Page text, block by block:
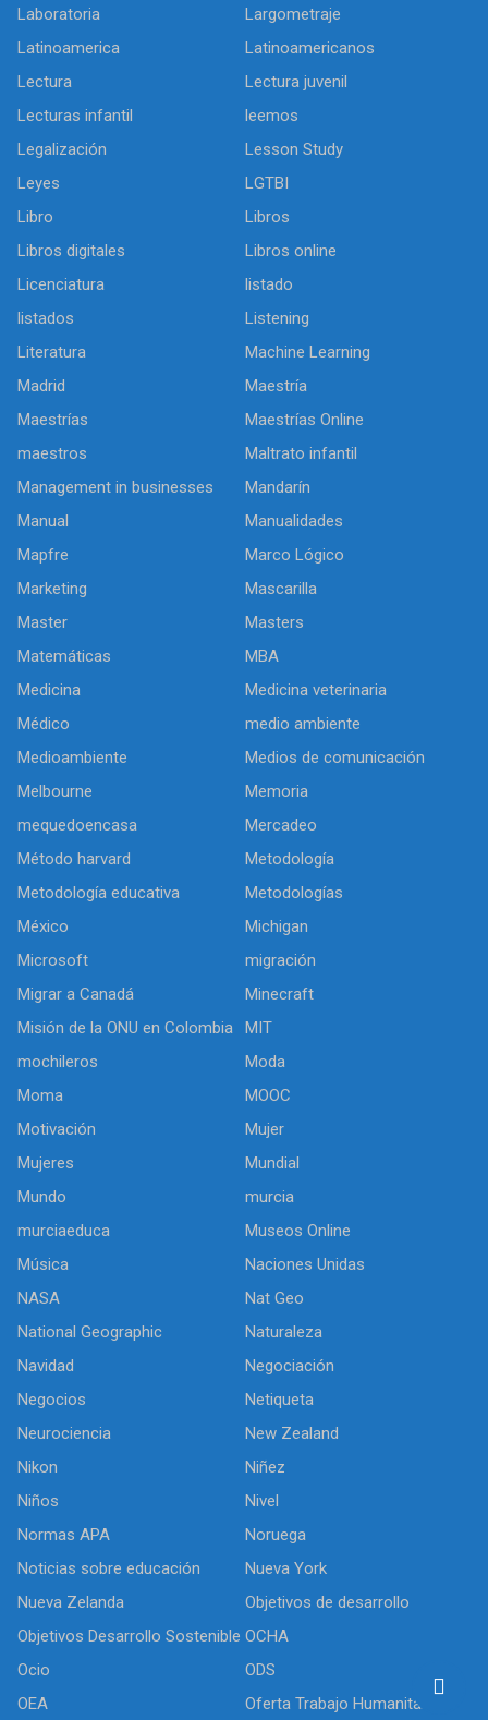
Laboratoria
Largometraje
Latinoamerica
Latinoamericanos
Lectura
Lectura juvenil
Lecturas infantil
leemos
Legalización
Lesson Study
Leyes
LGTBI
Libro
Libros
Libros digitales
Libros online
Licenciatura
listado
listados
Listening
Literatura
Machine Learning
Madrid
Maestría
Maestrías
Maestrías Online
maestros
Maltrato infantil
Management in businesses
Mandarín
Manual
Manualidades
Mapfre
Marco Lógico
Marketing
Mascarilla
Master
Masters
Matemáticas
MBA
Medicina
Medicina veterinaria
Médico
medio ambiente
Medioambiente
Medios de comunicación
Melbourne
Memoria
mequedoencasa
Mercadeo
Método harvard
Metodología
Metodología educativa
Metodologías
México
Michigan
Microsoft
migración
Migrar a Canadá
Minecraft
Misión de la ONU en Colombia
MIT
mochileros
Moda
Moma
MOOC
Motivación
Mujer
Mujeres
Mundial
Mundo
murcia
murciaeduca
Museos Online
Música
Naciones Unidas
NASA
Nat Geo
National Geographic
Naturaleza
Navidad
Negociación
Negocios
Netiqueta
Neurociencia
New Zealand
Nikon
Niñez
Niños
Nivel
Normas APA
Noruega
Noticias sobre educación
Nueva York
Nueva Zelanda
Objetivos de desarrollo
Objetivos Desarrollo Sostenible OCHA
Ocio
ODS
OEA
Oferta Trabajo Humanitario